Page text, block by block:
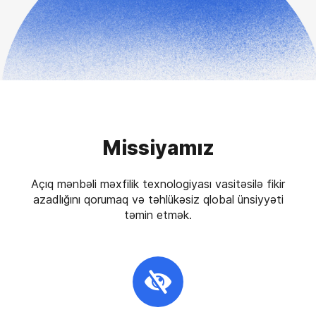
Missiyamız
Açıq mənbəli məxfilik texnologiyası vasitəsilə fikir
azadlığını qorumaq və təhlükəsiz qlobal ünsiyyəti
təmin etmək.